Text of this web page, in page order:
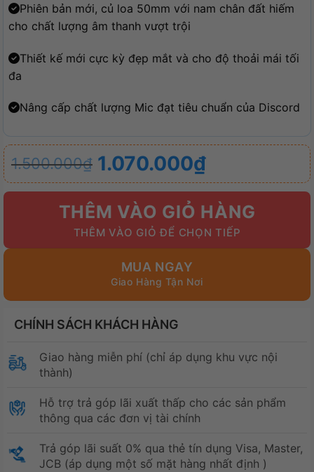
Phiên bản mới, củ loa 50mm với nam chân đất hiếm
cho chất lượng âm thanh vượt trội
Thiết kế mới cực kỳ đẹp mắt và cho độ thoải mái tối
đa
Nâng cấp chất lượng Mic đạt tiêu chuẩn của Discord
1.500.000₫
Giá
gốc
1.500.000₫.
1.070.000₫
Giá
hiện
1.070.000₫.
THÊM VÀO GIỎ HÀNG
MUA NGAY
CHÍNH SÁCH KHÁCH HÀNG
Giao hàng miễn phí (chỉ áp dụng khu vực nội
thành)
Hỗ trợ trả góp lãi xuất thấp cho các sản phẩm
thông qua các đơn vị tài chính
Trả góp lãi suất 0% qua thẻ tín dụng Visa, Master,
JCB (áp dụng một số mặt hàng nhất định )